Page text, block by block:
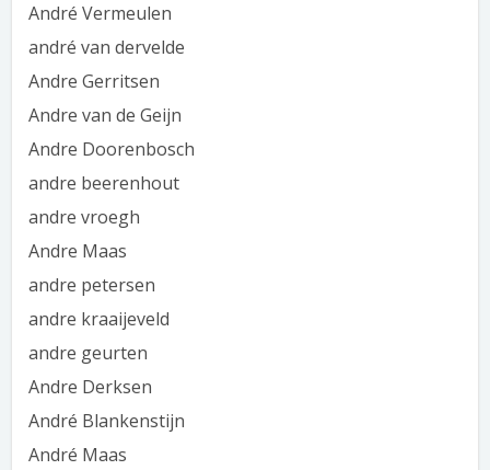
André Vermeulen
andré van dervelde
Andre Gerritsen
Andre van de Geijn
Andre Doorenbosch
andre beerenhout
andre vroegh
Andre Maas
andre petersen
andre kraaijeveld
andre geurten
Andre Derksen
André Blankenstijn
André Maas